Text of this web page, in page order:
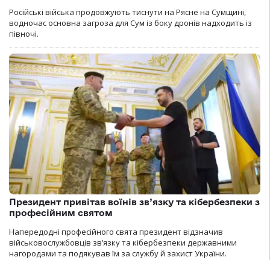
Російські війська продовжують тиснути на Рясне на Сумщині,
водночас основна загроза для Сум із боку дронів надходить із
півночі.
Президент привітав воїнів зв’язку та кібербезпеки з
професійним святом
Напередодні професійного свята президент відзначив
військовослужбовців зв’язку та кібербезпеки державними
нагородами та подякував їм за службу й захист України.